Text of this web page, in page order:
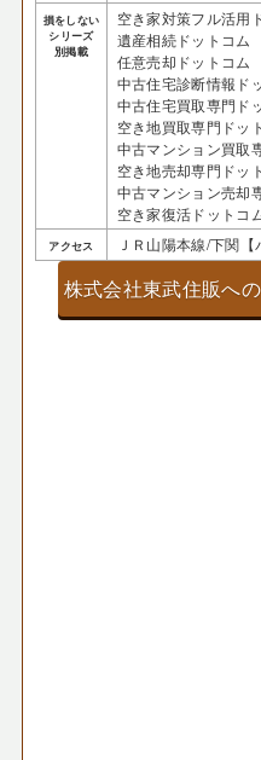
損をしない
シリーズ
別掲載
空き家対策フル活用
遺産相続ドットコム
任意売却ドットコム
中古住宅診断情報ド
中古住宅買取専門ド
空き地買取専門ドッ
中古マンション買取
空き地売却専門ドッ
中古マンション売却
空き家復活ドットコ
アクセス ＪＲ山陽本線/下関
株式会社東武住販へ